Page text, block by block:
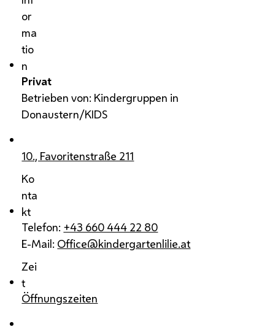
or
ma
tio
n
Privat
Betrieben von: Kindergruppen in
Donaustern/KIDS
10., Favoritenstraße 211
Ko
nta
kt
Telefon: +43 660 444 22 80
E-Mail: Office@kindergartenlilie.at
Zei
t
Öffnungszeiten